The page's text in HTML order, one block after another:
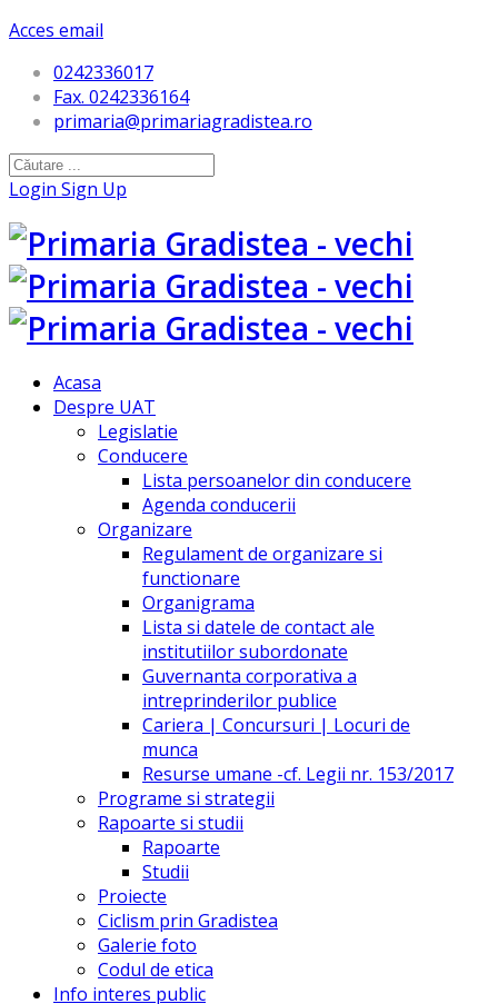
Acces email
0242336017
Fax. 0242336164
primaria@primariagradistea.ro
Login Sign Up
Acasa
Despre UAT
Legislatie
Conducere
Lista persoanelor din conducere
Agenda conducerii
Organizare
Regulament de organizare si
functionare
Organigrama
Lista si datele de contact ale
institutiilor subordonate
Guvernanta corporativa a
intreprinderilor publice
Cariera | Concursuri | Locuri de
munca
Resurse umane -cf. Legii nr. 153/2017
Programe si strategii
Rapoarte si studii
Rapoarte
Studii
Proiecte
Ciclism prin Gradistea
Galerie foto
Codul de etica
Info interes public